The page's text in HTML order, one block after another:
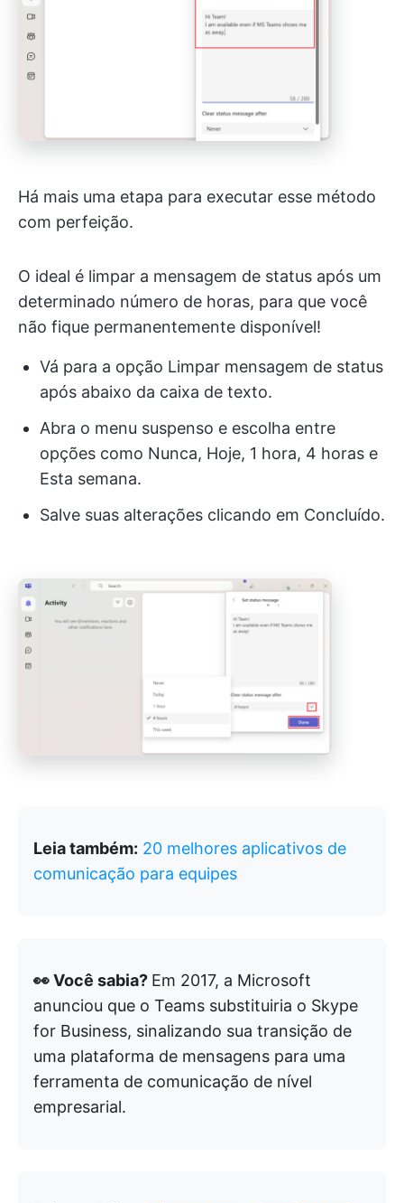
Há mais uma etapa para executar esse método
com perfeição.
O ideal é limpar a mensagem de status após um
determinado número de horas, para que você
não fique permanentemente disponível!
Vá para a opção Limpar mensagem de status
após abaixo da caixa de texto.
Abra o menu suspenso e escolha entre
opções como Nunca, Hoje, 1 hora, 4 horas e
Esta semana.
Salve suas alterações clicando em Concluído.
Leia também: 20 melhores aplicativos de
comunicação para equipes
👀 Você sabia? Em 2017, a Microsoft
anunciou que o Teams substituiria o Skype
for Business, sinalizando sua transição de
uma plataforma de mensagens para uma
ferramenta de comunicação de nível
empresarial.